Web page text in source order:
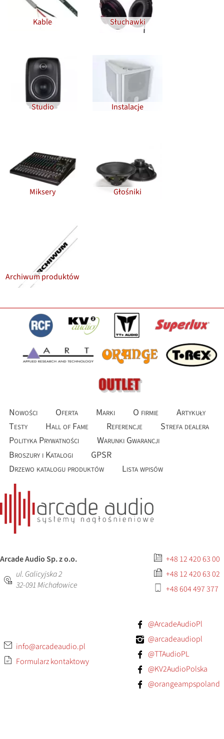
Kable Słuchawki
Studio Instalacje
Miksery Głośniki
Archiwum produktów
Nowości Oferta Marki O firmie
Artykuły
Testy
Hall of Fame Referencje
Strefa dealera
Polityka Prywatności
Warunki Gwarancji
Broszury i Katalogi
GPSR
Drzewo katalogu produktów
Lista wpisów
Arcade Audio Sp. z o.o.
ul. Galicyjska 2
32-091Michałowice
+48 12 420 63 00
+48 12 420 63 02
+48 604 497 377
info@arcadeaudio.pl
Formularz kontaktowy
@ArcadeAudioPl
@arcadeaudiopl
@TTAudioPL
@KV2AudioPolska
@orangeampspoland